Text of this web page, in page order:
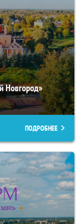
Новгород»
ПОДРОБНЕЕ